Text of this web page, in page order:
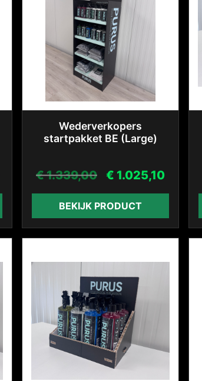
Wederverkopers
startpakket BE (Large)
€1.339,00 € 1.025,10
BEKIJK PRODUCT